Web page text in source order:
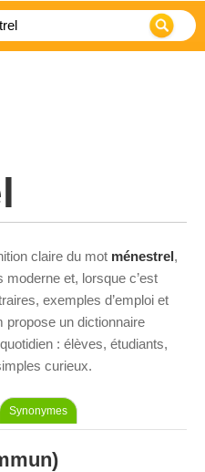
claire du mot ménestrel,
et, lorsque c’est
exemples d’emploi et
propose un dictionnaire
: élèves, étudiants,
curieux.
Synonymes